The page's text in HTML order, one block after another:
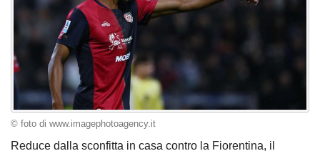
© foto di www.imagephotoagency.it
Reduce dalla sconfitta in casa contro la Fiorentina, il